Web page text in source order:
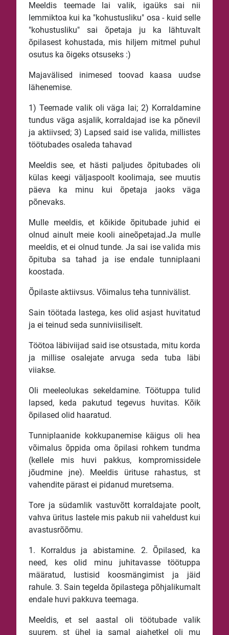
Meeldis teemade lai valik, igaüks sai nii
lemmiktoa kui ka "kohustusliku" osa - kuid selle
"kohustusliku" sai õpetaja ju ka lähtuvalt
õpilasest kohustada, mis hiljem mitmel puhul
osutus ka õigeks otsuseks :)
Majavälised inimesed toovad kaasa uudse
lähenemise.
1) Teemade valik oli väga lai; 2) Korraldamine
tundus väga asjalik, korraldajad ise ka põnevil
ja aktiivsed; 3) Lapsed said ise valida, millistes
töötubades osaleda tahavad
Meeldis see, et hästi paljudes õpitubades oli
külas keegi väljaspoolt koolimaja, see muutis
päeva ka minu kui õpetaja jaoks väga
põnevaks.
Mulle meeldis, et kõikide õpitubade juhid ei
olnud ainult meie kooli aineõpetajad.Ja mulle
meeldis, et ei olnud tunde. Ja sai ise valida mis
õpituba sa tahad ja ise endale tunniplaani
koostada.
Õpilaste aktiivsus. Võimalus teha tunnivälist.
Sain töötada lastega, kes olid asjast huvitatud
ja ei teinud seda sunniviisiliselt.
Töötoa läbiviijad said ise otsustada, mitu korda
ja millise osalejate arvuga seda tuba läbi
viiakse.
Oli meeleolukas sekeldamine. Töötuppa tulid
lapsed, keda pakutud tegevus huvitas. Kõik
õpilased olid haaratud.
Tunniplaanide kokkupanemise käigus oli hea
võimalus õppida oma õpilasi rohkem tundma
(kellele mis huvi pakkus, kompromissidele
jõudmine jne). Meeldis ürituse rahastus, st
vahendite pärast ei pidanud muretsema.
Tore ja südamlik vastuvõtt korraldajate poolt,
vahva üritus lastele mis pakub nii vaheldust kui
avastusrõõmu.
1. Korraldus ja abistamine. 2. Õpilased, ka
need, kes olid minu juhitavasse töötuppa
määratud, lustisid koosmängimist ja jäid
rahule. 3. Sain tegelda õpilastega põhjalikumalt
endale huvi pakkuva teemaga.
Meeldis, et sel aastal oli töötubade valik
suurem, st ühel ja samal ajahetkel oli mu